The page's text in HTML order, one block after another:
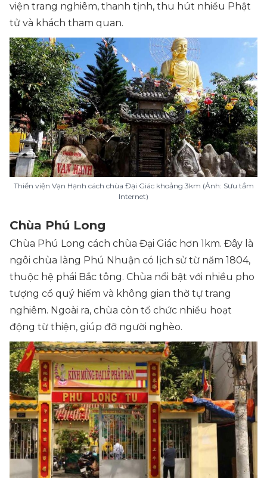
viện trang nghiêm, thanh tịnh, thu hút nhiều Phật
tử và khách tham quan.
Thiền viện Vạn Hạnh cách chùa Đại Giác khoảng 3km (Ảnh: Sưu tầm
Internet)
Chùa Phú Long
Chùa Phú Long cách chùa Đại Giác hơn 1km. Đây là
ngôi chùa làng Phú Nhuận có lịch sử từ năm 1804,
thuộc hệ phái Bắc tông. Chùa nổi bật với nhiều pho
tượng cổ quý hiếm và không gian thờ tự trang
nghiêm. Ngoài ra, chùa còn tổ chức nhiều hoạt
động từ thiện, giúp đỡ người nghèo.